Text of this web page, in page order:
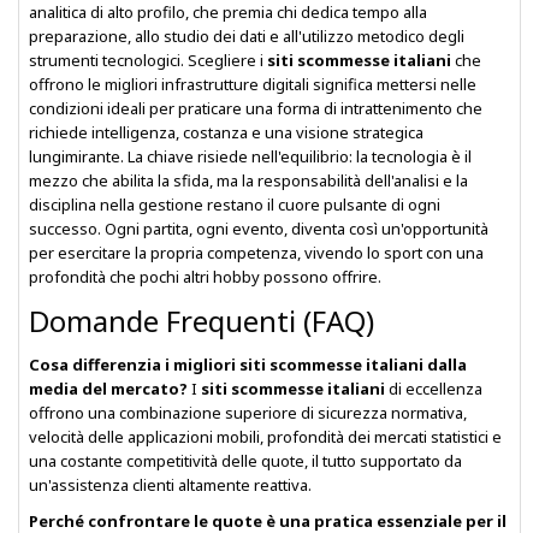
analitica di alto profilo, che premia chi dedica tempo alla
preparazione, allo studio dei dati e all'utilizzo metodico degli
strumenti tecnologici. Scegliere i siti scommesse italiani che
offrono le migliori infrastrutture digitali significa mettersi nelle
condizioni ideali per praticare una forma di intrattenimento che
richiede intelligenza, costanza e una visione strategica
lungimirante. La chiave risiede nell'equilibrio: la tecnologia è il
mezzo che abilita la sfida, ma la responsabilità dell'analisi e la
disciplina nella gestione restano il cuore pulsante di ogni
successo. Ogni partita, ogni evento, diventa così un'opportunità
per esercitare la propria competenza, vivendo lo sport con una
profondità che pochi altri hobby possono offrire.
Domande Frequenti (FAQ)
Cosa differenzia i migliori siti scommesse italiani dalla
media del mercato? I siti scommesse italiani di eccellenza
offrono una combinazione superiore di sicurezza normativa,
velocità delle applicazioni mobili, profondità dei mercati statistici e
una costante competitività delle quote, il tutto supportato da
un'assistenza clienti altamente reattiva.
Perché confrontare le quote è una pratica essenziale per il